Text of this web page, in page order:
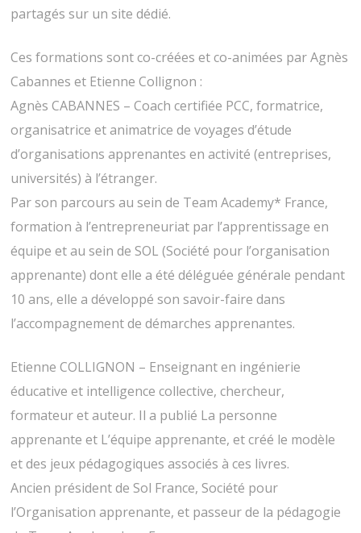
partagés sur un site dédié.
Ces formations sont co-créées et co-animées par Agnès
Cabannes et Etienne Collignon :
Agnès CABANNES – Coach certifiée PCC, formatrice,
organisatrice et animatrice de voyages d’étude
d’organisations apprenantes en activité (entreprises,
universités) à l’étranger.
Par son parcours au sein de Team Academy* France,
formation à l’entrepreneuriat par l’apprentissage en
équipe et au sein de SOL (Société pour l’organisation
apprenante) dont elle a été déléguée générale pendant
10 ans, elle a développé son savoir-faire dans
l’accompagnement de démarches apprenantes.
Etienne COLLIGNON – Enseignant en ingénierie
éducative et intelligence collective, chercheur,
formateur et auteur. Il a publié La personne
apprenante et L’équipe apprenante, et créé le modèle
et des jeux pédagogiques associés à ces livres.
Ancien président de Sol France, Société pour
l’Organisation apprenante, et passeur de la pédagogie